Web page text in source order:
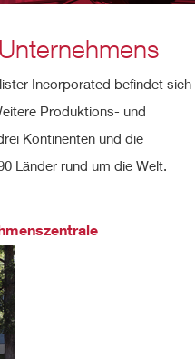
Incorporated befindet sich
Produktions- und
Kontinenten und die
Länder rund um die Welt.